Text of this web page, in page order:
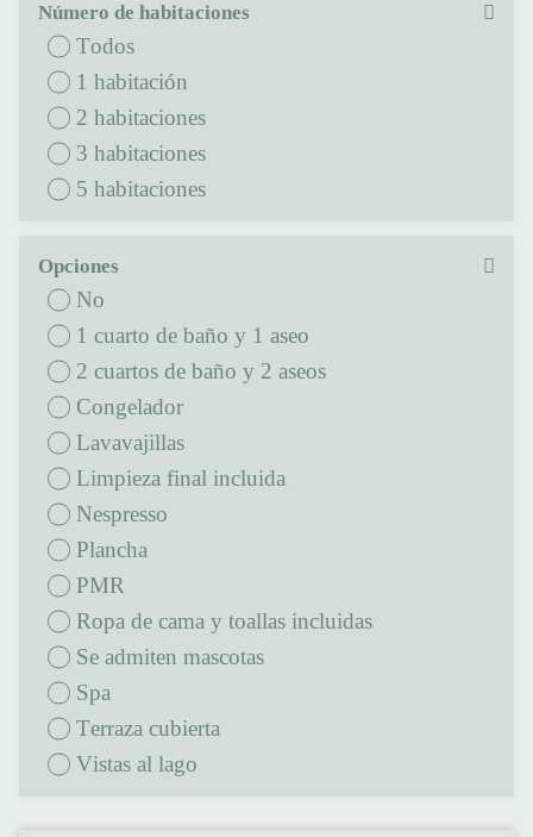
Número de habitaciones
Todos
1 habitación
2 habitaciones
3 habitaciones
5 habitaciones
Opciones
No
1 cuarto de baño y 1 aseo
2 cuartos de baño y 2 aseos
Congelador
Lavavajillas
Limpieza final incluida
Nespresso
Plancha
PMR
Ropa de cama y toallas incluidas
Se admiten mascotas
Spa
terraza cubierta
Vistas al lago